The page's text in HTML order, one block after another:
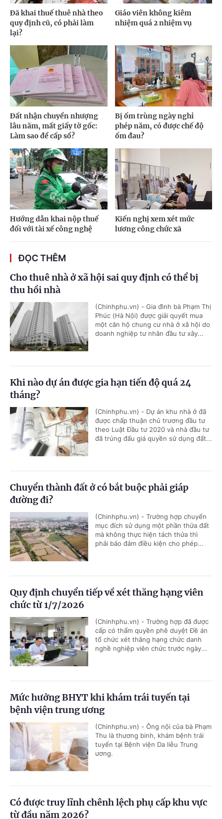
Đã khai thuế thuê nhà theo
quy định cũ, có phải làm
lại?
Giáo viên không kiêm
nhiệm quá 2 nhiệm vụ
Đất nhận chuyển nhượng
lâu năm, mất giấy tờ gốc:
Làm sao để cấp sổ?
Bị ốm trùng ngày nghỉ
phép năm, có được chế độ
ốm đau?
Hướng dẫn khai nộp thuế
đối với tài xế công nghệ
Kiến nghị xem xét mức
lương công chức xã
ĐỌC THÊM
Cho thuê nhà ở xã hội sai quy định có thể bị
thu hồi nhà
(Chinhphu.vn) - Gia đình bà Phạm Thị
Phúc (Hà Nội) được giải quyết mua
một căn hộ chung cư nhà ở xã hội do
doanh nghiệp tư nhân đầu tư xây...
Khi nào dự án được gia hạn tiến độ quá 24
tháng?
(Chinhphu.vn) - Dự án khu nhà ở đã
được chấp thuận chủ trương đầu tư
theo Luật Đầu tư 2020 và nhà đầu tư
đã trúng đấu giá quyền sử dụng đất...
Chuyển thành đất ở có bắt buộc phải giáp
đường đi?
(Chinhphu.vn) - Trường hợp chuyển
mục đích sử dụng một phần thửa đất
mà không thực hiện tách thửa thì
phải bảo đảm điều kiện cho phép...
Quy định chuyển tiếp về xét thăng hạng viên
chức từ 1/7/2026
(Chinhphu.vn) - Trường hợp đã được
cấp có thẩm quyền phê duyệt Đề án
tổ chức xét thăng hạng chức danh
nghề nghiệp viên chức trước ngày...
Mức hưởng BHYT khi khám trái tuyến tại
bệnh viện trung ương
(Chinhphu.vn) - Ông nội của bà Phạm
Thu là thương binh, khám bệnh trái
tuyến tại Bệnh viện Da liễu Trung
ương.
Có được truy lĩnh chênh lệch phụ cấp khu vực
từ đầu năm 2026?